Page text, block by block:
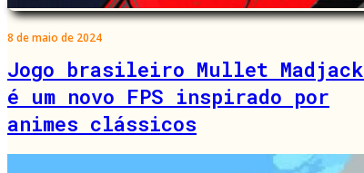
8 de maio de 2024
Jogo brasileiro Mullet Madjack
é um novo FPS inspirado por
animes clássicos